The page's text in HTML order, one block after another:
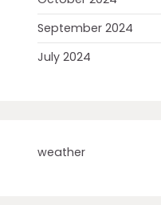
September 2024
July 2024
weather